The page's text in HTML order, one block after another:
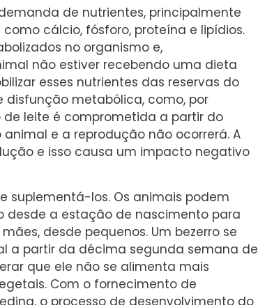
de nutrientes, principalmente
cálcio, fósforo, proteína e lipídios.
no organismo e,
não estiver recebendo uma dieta
esses nutrientes das reservas do
disfunção metabólica, como, por
de leite é comprometida a partir do
e a reprodução não ocorrerá. A
e isso causa um impacto negativo
suplementá-los. Os animais podem
desde a estação de nascimento para
desde pequenos. Um bezerro se
a partir da décima segunda semana de
que ele não se alimenta mais
Com o fornecimento de
o processo de desenvolvimento do